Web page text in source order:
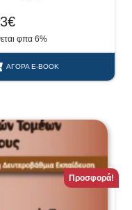
€
φπα 6%
ΑΓΟΡΆ E-BOOK
Προσφορά!